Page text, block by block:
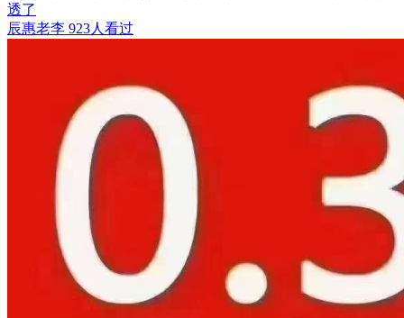
透了
辰惠老李 923人看过